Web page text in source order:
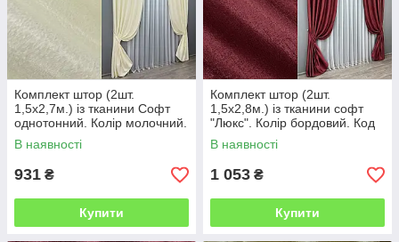
Комплект штор (2шт.
1,5х2,7м.) із тканини Софт
однотонний. Колір молочний.
Код 729ш 30-697
В наявності
931 ₴
Купити
Комплект штор (2шт.
1,5х2,8м.) із тканини софт
"Люкс". Колір бордовий. Код
1738ш 33-0644
В наявності
1 053 ₴
Купити